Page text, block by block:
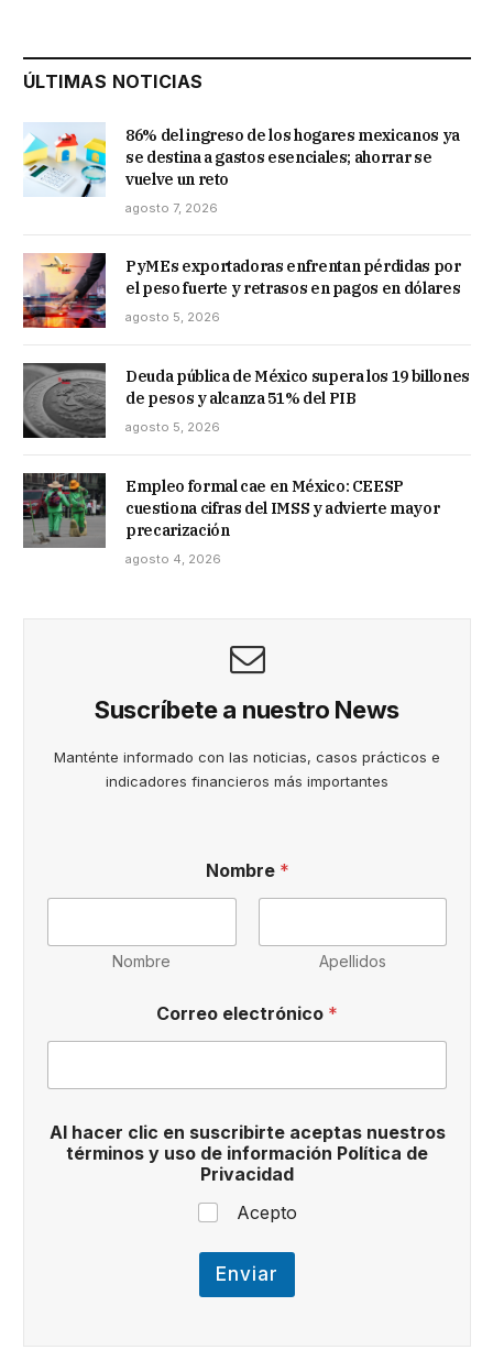
ÚLTIMAS NOTICIAS
86% del ingreso de los hogares mexicanos ya
se destina a gastos esenciales; ahorrar se
vuelve un reto
agosto 7, 2026
PyMEs exportadoras enfrentan pérdidas por
el peso fuerte y retrasos en pagos en dólares
agosto 5, 2026
Deuda pública de México supera los 19 billones
de pesos y alcanza 51% del PIB
agosto 5, 2026
Empleo formal cae en México: CEESP
cuestiona cifras del IMSS y advierte mayor
precarización
agosto 4, 2026
Suscríbete a nuestro News
Manténte informado con las noticias, casos prácticos e
indicadores financieros más importantes
d
Nombre *
Nombre Apellidos
Correo electrónico *
Al hacer clic en suscribirte aceptas nuestros
términos y uso de información Política de
Privacidad
Acepto
Enviar